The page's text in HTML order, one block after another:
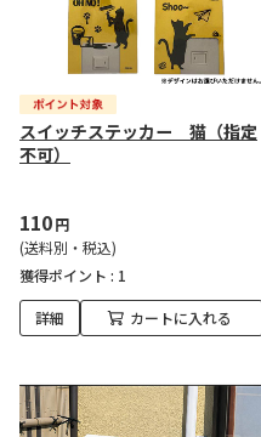
スイッチステッカー 猫（指定
不可）
110円
(送料別・税込)
獲得ポイント : 1
詳細 カートに入れる